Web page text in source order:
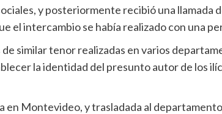
y posteriormente recibió una llamada
el intercambio se había realizado con una
de similar tenor realizadas en varios
la identidad del presunto autor de los
Montevideo, y trasladada al departamento